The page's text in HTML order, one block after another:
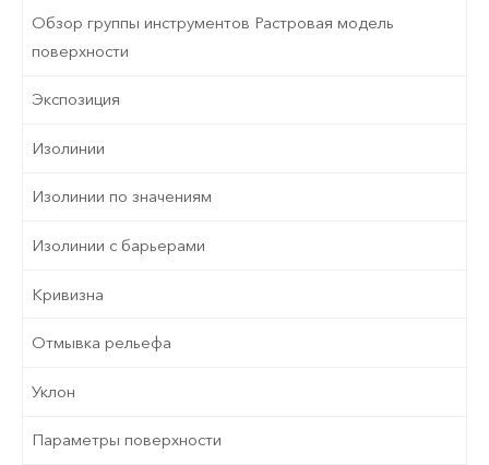
Обзор группы инструментов Растровая модель
поверхности
Экспозиция
Изолинии
Изолинии по значениям
Изолинии с барьерами
Кривизна
Отмывка рельефа
Уклон
Параметры поверхности